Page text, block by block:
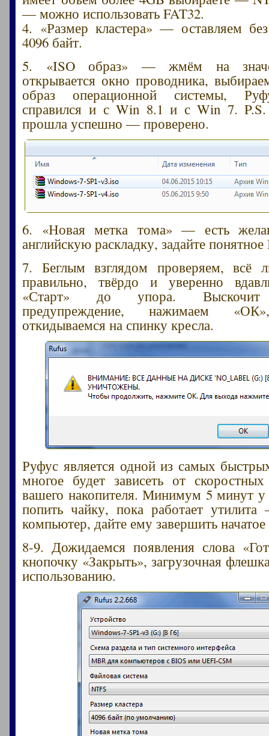
— можно использовать FAT32.
4. «Размер кластера» — оставляем
4096 байт.
5. «ISO образ» — жмём на
открывается окно проводника,
образ операционной системы,
справился и с Win 8.1 и с Win 7.
прошла успешно — проверено.
6. «Новая метка тома» — есть
английскую раскладку, задайте
7. Беглым взглядом проверяем, всё
правильно, твёрдо и уверенно
«Старт» до упора. Выскочит
предупреждение, нажимаем
откидываемся на спинку кресла.
Руфус является одной из самых
многое будет зависеть от скоростных
вашего накопителя. Минимум 5 минут у
попить чайку, пока работает
компьютер, дайте ему завершить
8-9. Дожидаемся появления слова
кнопочку «Закрыть», загрузочная
использованию.